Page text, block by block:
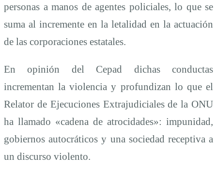
personas a manos de agentes policiales, lo que se
suma al incremente en la letalidad en la actuación
de las corporaciones estatales.
En opinión del Cepad dichas conductas
incrementan la violencia y profundizan lo que el
Relator de Ejecuciones Extrajudiciales de la ONU
ha llamado «cadena de atrocidades»: impunidad,
gobiernos autocráticos y una sociedad receptiva a
un discurso violento.